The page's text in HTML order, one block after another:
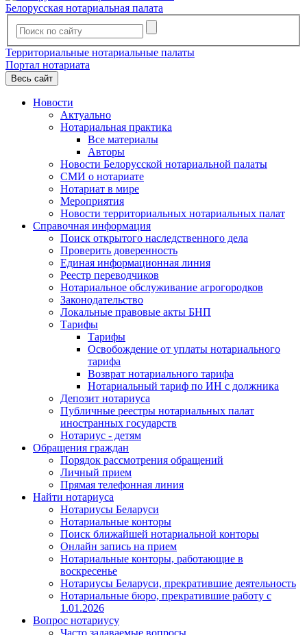
Белорусская нотариальная палата
Территориальные нотариальные палаты
Портал нотариата
Весь сайт
Новости
Актуально
Нотариальная практика
Все материалы
Авторы
Новости Белорусской нотариальной палаты
СМИ о нотариате
Нотариат в мире
Мероприятия
Новости территориальных нотариальных палат
Справочная информация
Поиск открытого наследственного дела
Проверить доверенность
Единая информационная линия
Реестр переводчиков
Нотариальное обслуживание агрогородков
Законодательство
Локальные правовые акты БНП
Тарифы
Тарифы
Освобождение от уплаты нотариального
тарифа
Возврат нотариального тарифа
Нотариальный тариф по ИН с должника
Депозит нотариуса
Публичные реестры нотариальных палат
иностранных государств
Нотариус - детям
Обращения граждан
Порядок рассмотрения обращений
Личный прием
Прямая телефонная линия
Найти нотариуса
Нотариусы Беларуси
Нотариальные конторы
Поиск ближайшей нотариальной конторы
Онлайн запись на прием
Нотариальные конторы, работающие в
воскресенье
Нотариусы Беларуси, прекратившие деятельность
Нотариальные бюро, прекратившие работу с
1.01.2026
Вопрос нотариусу
Часто задаваемые вопросы